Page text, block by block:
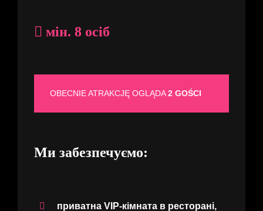
мін. 8 осіб
OBECNIE ATRAKCJĘ OGLĄDA2 GOŚCI
Ми забезпечуємо:
приватна VIP-кімната в ресторані,